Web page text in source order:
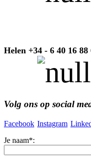
Helen +34 - 6 40 16 88
Volg ons op social
Facebook Instagram
Je naam*: